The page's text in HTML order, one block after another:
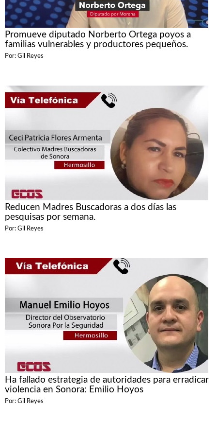
Promueve diputado Norberto Ortega poyos a
familias vulnerables y productores pequeños.
Por: Gil Reyes
Reducen Madres Buscadoras a dos días las
pesquisas por semana.
Por: Gil Reyes
Ha fallado estrategia de autoridades para erradicar
violencia en Sonora: Emilio Hoyos
Por: Gil Reyes